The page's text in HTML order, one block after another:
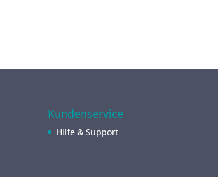
Kundenservice
Hilfe & Support